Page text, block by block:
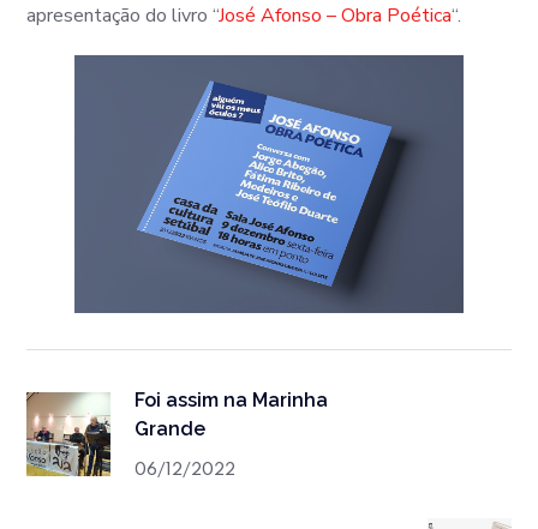
apresentação do livro “José Afonso – Obra Poética“.
Foi assim na Marinha
Grande
06/12/2022